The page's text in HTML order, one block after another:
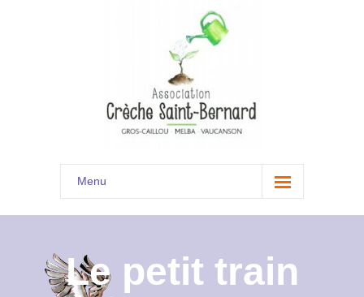
Menu
Accueil
Présentation
Le petit train